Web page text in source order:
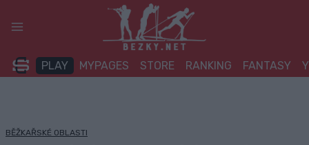
PLAY MYPAGES STORE RANKING FANTASY
BĚŽKAŘSKÉ OBLASTI